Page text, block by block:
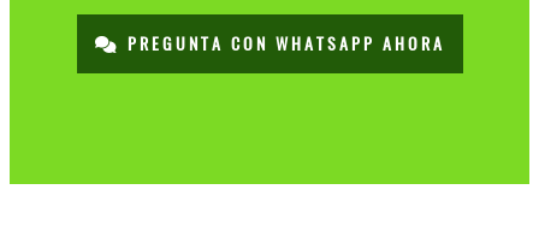
PREGUNTA CON WHATSAPP AHORA